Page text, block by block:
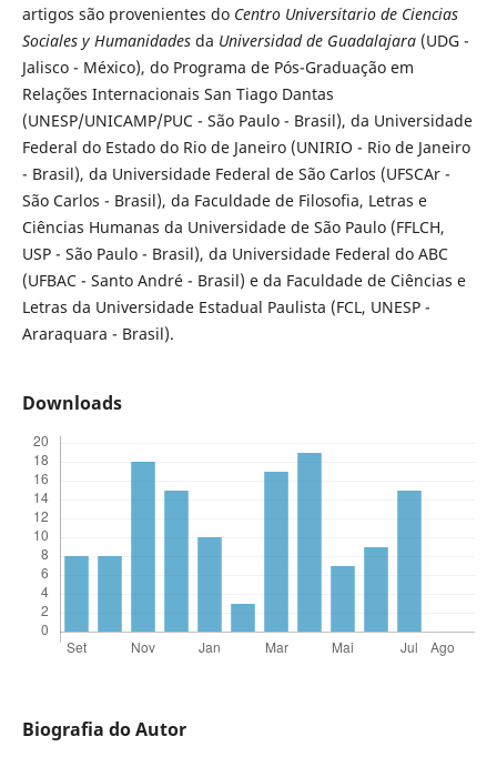
artigos são provenientes do Centro Universitario de Ciencias
Sociales y Humanidades da Universidad de Guadalajara(UDG -
Jalisco - México), do Programa de Pós-Graduação em
Relações Internacionais San Tiago Dantas
(UNESP/UNICAMP/PUC - São Paulo - Brasil), da Universidade
Federal do Estado do Rio de Janeiro (UNIRIO - Rio de Janeiro
- Brasil), da Universidade Federal de São Carlos (UFSCAr -
São Carlos - Brasil), da Faculdade de Filosofia, Letras e
Ciências Humanas da Universidade de São Paulo (FFLCH,
USP - São Paulo - Brasil), da Universidade Federal do ABC
(UFBAC - Santo André - Brasil) e da Faculdade de Ciências e
Letras da Universidade Estadual Paulista (FCL, UNESP -
Araraquara - Brasil).
Downloads
Biografia do Autor